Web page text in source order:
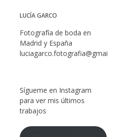
LUCÍA GARCO
Fotografía de boda en
Madrid y España
luciagarco.fotografia@gmail.com
Sígueme en Instagram
para ver mis últimos
trabajos